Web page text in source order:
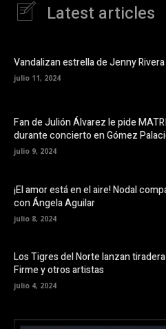
Latest articles
Vandalizan estrella de Jenny
julio 11, 2024
Fan de Julión Álvarez le pide
durante concierto en Gómez
julio 9, 2024
¡El amor está en el aire! Nodal
con Ángela Aguilar
julio 8, 2024
Los Tigres del Norte lanzan
Firme y otros artistas
julio 4, 2024